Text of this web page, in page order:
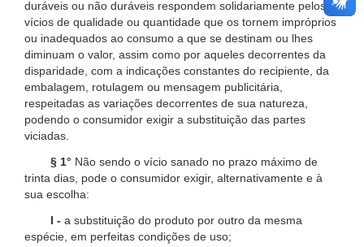
duráveis ou não duráveis respondem solidariamente pelos
vícios de qualidade ou quantidade que os tornem impróprios
ou inadequados ao consumo a que se destinam ou lhes
diminuam o valor, assim como por aqueles decorrentes da
disparidade, com a indicações constantes do recipiente, da
embalagem, rotulagem ou mensagem publicitária,
respeitadas as variações decorrentes de sua natureza,
podendo o consumidor exigir a substituição das partes
viciadas.
§ 1° Não sendo o vício sanado no prazo máximo de
trinta dias, pode o consumidor exigir, alternativamente e à
sua escolha:
I - a substituição do produto por outro da mesma
espécie, em perfeitas condições de uso;